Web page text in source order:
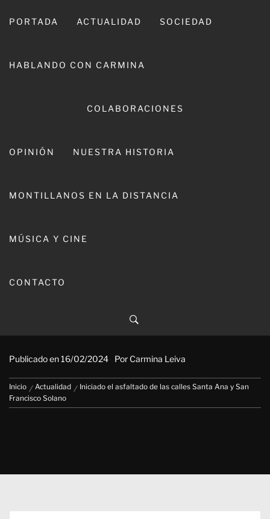
PORTADA ACTUALIDAD SOCIEDAD
HABLANDO CON CARMINA
COLABORACIONES
OPINIÓN NUESTRA HISTORIA
MONTILLANOS EN LA DISTANCIA
MÚSICA Y CINE
CONTACTO
Iniciado el asfaltado de las
Publicado en16/02/2024 Por Carmina Leiva
Inicio Actualidad
Iniciado el asfaltado de las calles Santa Ana y San
Francisco Solano